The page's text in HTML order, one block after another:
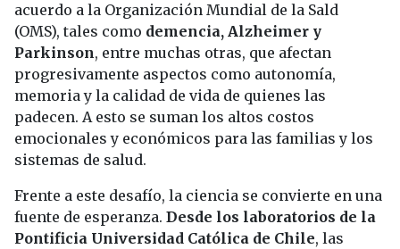
acuerdo a la Organización Mundial de la Sald
(OMS), tales como demencia, Alzheimer y
Parkinson, entre muchas otras, que afectan
progresivamente aspectos como autonomía,
memoria y la calidad de vida de quienes las
padecen. A esto se suman los altos costos
emocionales y económicos para las familias y los
sistemas de salud.
Frente a este desafío, la ciencia se convierte en una
fuente de esperanza. Desde los laboratorios de la
Pontificia Universidad Católica de Chile, las